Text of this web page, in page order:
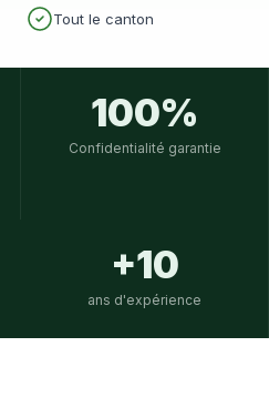
Tout le canton
+10
ans d'expérience
100%
Confidentialité garantie